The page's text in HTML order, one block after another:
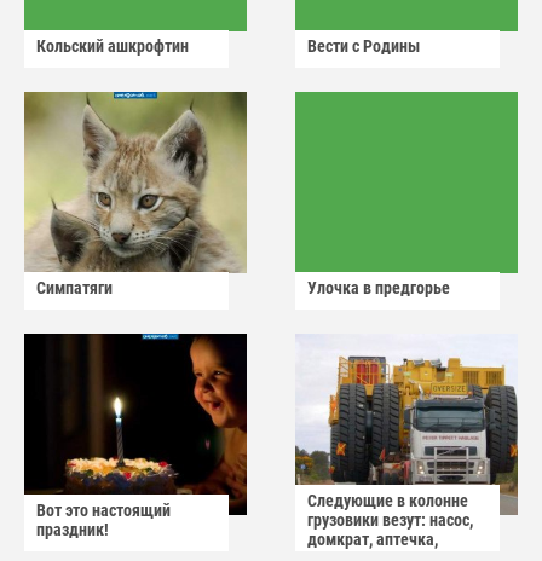
Кольский ашкрофтин Вести с Родины
Симпатяги Улочка в предгорье
Вот это настоящий
праздник!
Следующие в колонне
грузовики везут: насос,
домкрат, аптечка,